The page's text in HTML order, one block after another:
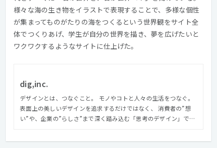
様々な海の生き物をイラストで表現することで、多様な個性
が集まってものがたりの海をつくるという世界観をサイト全
体でつくりあげ、学生が自分の世界を描き、夢を広げたいと
ワクワクするようなサイトに仕上げた。
dig,inc.
デザインとは、つなぐこと。 モノやコトと人々の生活をつなぐ。
表面上の美しいデザインを追求するだけではなく、 消費者の”想
い”や、企業の”らしさ”まで深く踏み込む「思考のデザイン」で、